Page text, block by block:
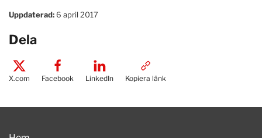
Uppdaterad:6 april 2017
Dela
X.com Facebook LinkedIn Kopiera länk